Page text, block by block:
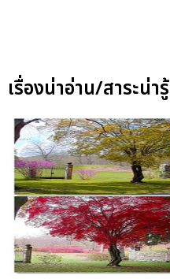
เรื่องน่าอ่าน/สาระน่ารู้